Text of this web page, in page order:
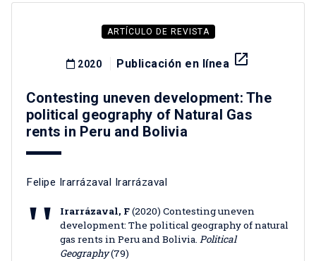
ARTÍCULO DE REVISTA
2020 Publicación en línea launch
Contesting uneven development: The
political geography of Natural Gas
rents in Peru and Bolivia
Felipe Irarrázaval Irarrázaval
Irarrázaval, F(2020) Contesting uneven
development: The political geography of natural
gas rents in Peru and Bolivia. Political
Geography(79)